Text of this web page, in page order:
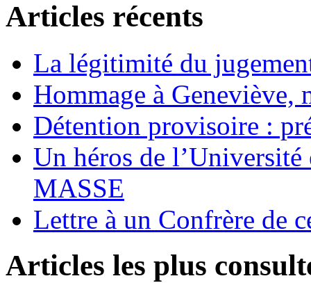
Articles récents
La légitimité du
Hommage à Geneviève,
Détention provisoire :
Un héros de
MASSE
Lettre à un Confrère de
Articles les plus